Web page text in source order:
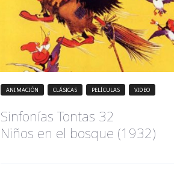
ANIMACIÓN CLÁSICAS PELÍCULAS VIDEO
Sinfonías Tontas 32
Niños en el bosque (1932)